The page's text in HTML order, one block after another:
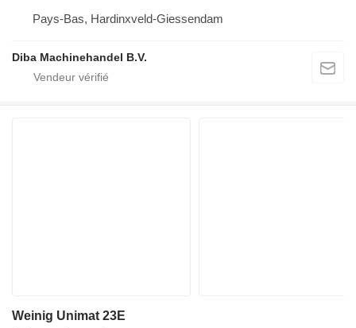
Pays-Bas, Hardinxveld-Giessendam
Diba Machinehandel B.V.
Weinig Unimat 23E